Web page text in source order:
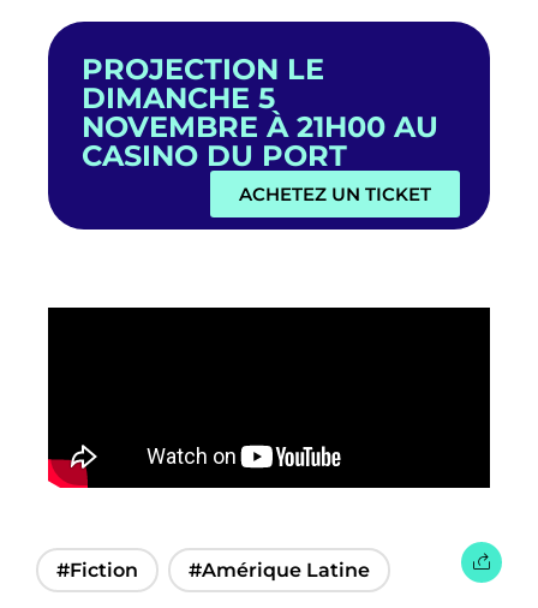
PROJECTION LE
DIMANCHE 5
NOVEMBRE À 21H00 AU
CASINO DU PORT
ACHETEZ UN TICKET
#Fiction #Amérique Latine